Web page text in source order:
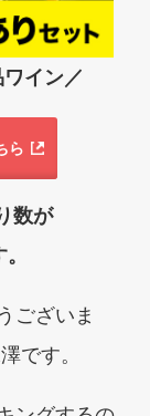
イン／
ら
数が
ございま
です。